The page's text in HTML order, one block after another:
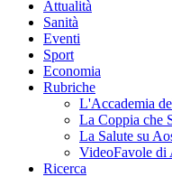
Attualità
Sanità
Eventi
Sport
Economia
Rubriche
L'Accademia
La Coppia che
La Salute su
VideoFavole di
Ricerca